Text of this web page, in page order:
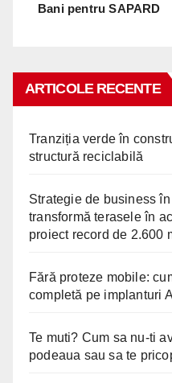
Bani pentru SAPARD
ARTICOLE RECENTE
Tranziția verde în
structură reciclabilă
Strategie de business
transformă terasele în
proiect record de 2.600
Fără proteze mobile:
completă pe implanturi
Te muti? Cum sa nu-ti
podeaua sau sa te